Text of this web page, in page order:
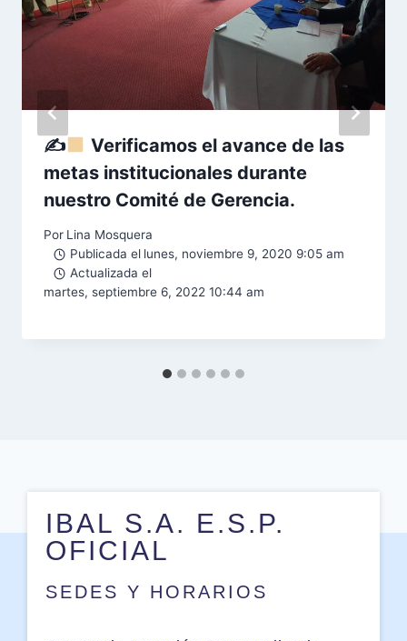
✍
Verificamos el avance de las
metas institucionales durante
nuestro Comité de Gerencia.
Por Lina Mosquera
Publicada el lunes, noviembre 9, 2020 9:05 am
Actualizada el
martes, septiembre 6, 2022 10:44 am
IBAL S.A. E.S.P.
OFICIAL
SEDES Y HORARIOS